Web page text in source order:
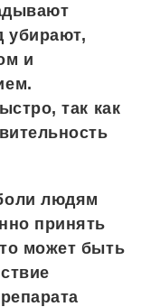
убирают,
и
так как
людям
принять
может быть